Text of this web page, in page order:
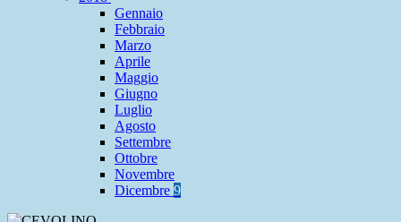
Gennaio
Febbraio
Marzo
Aprile
Maggio
Giugno
Luglio
Agosto
Settembre
Ottobre
Novembre
Dicembre 9